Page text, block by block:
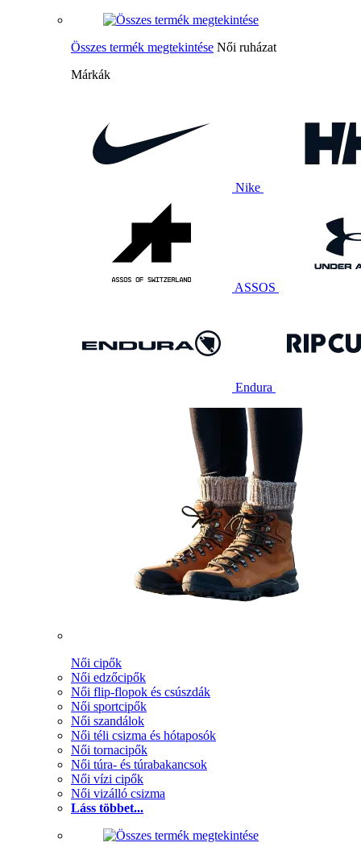
Összes termék megtekintése Női ruházat
Márkák
Nike
ASSOS
Endura
Női cipők
Női edzőcipők
Női flip-flopok és csúszdák
Női sportcipők
Női szandálok
Női téli csizma és hótaposók
Női tornacipők
Női túra- és túrabakancsok
Női vízi cipők
Női vizálló csizma
Láss többet...